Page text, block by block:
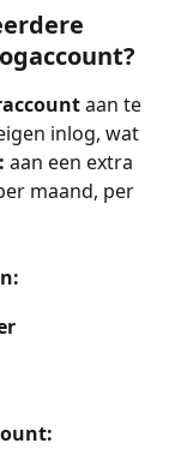
aan te
inlog, wat
aan een extra
maand, per